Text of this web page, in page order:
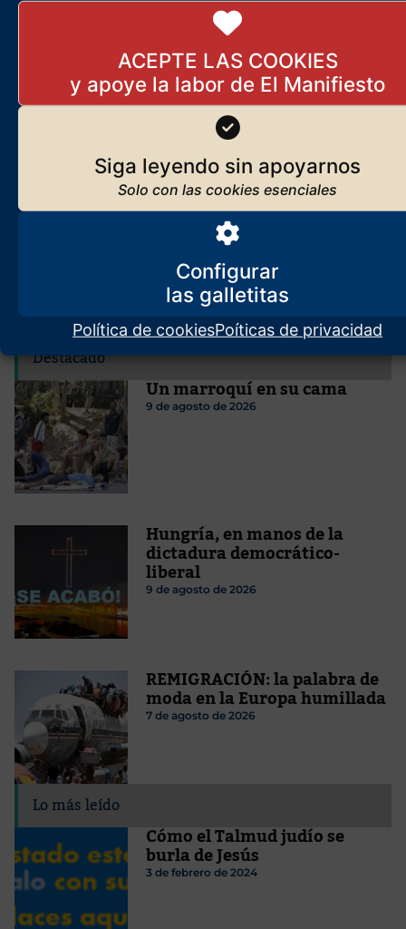
ACEPTE LAS COOKIES
Siga leyendo sin apoyarnos
Configurar
Política de cookiesPoíticas de privacidad
Los orígenes de El Manifiesto
Seguir leyendo
Suscríbase
Subscribirme
Destacado
Un marroquí en su cama
9 de agosto de 2026
Hungría, en manos de la
dictadura democrático-
liberal
9 de agosto de 2026
REMIGRACIÓN: la palabra de
moda en la Europa humillada
7 de agosto de 2026
Lo más leído
Cómo el Talmud judío se
burla de Jesús
3 de febrero de 2024